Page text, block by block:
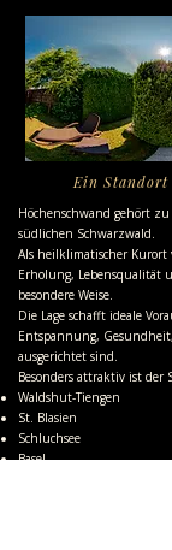
Ein
Höchenschwand gehört
südlichen Schwarzwald.
Als heilklimatischer
Erholung, Lebensqualität
besondere Weise.
Die Lage schafft ideale
Entspannung,
ausgerichtet sind.
Besonders attraktiv ist
Waldshut-Tiengen
St. Blasien
Schluchsee
Basel